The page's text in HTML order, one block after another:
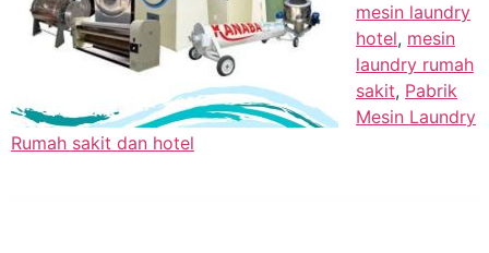
mesin laundry
hotel, mesin
laundry rumah
sakit, Pabrik
Mesin Laundry
Rumah sakit dan hotel